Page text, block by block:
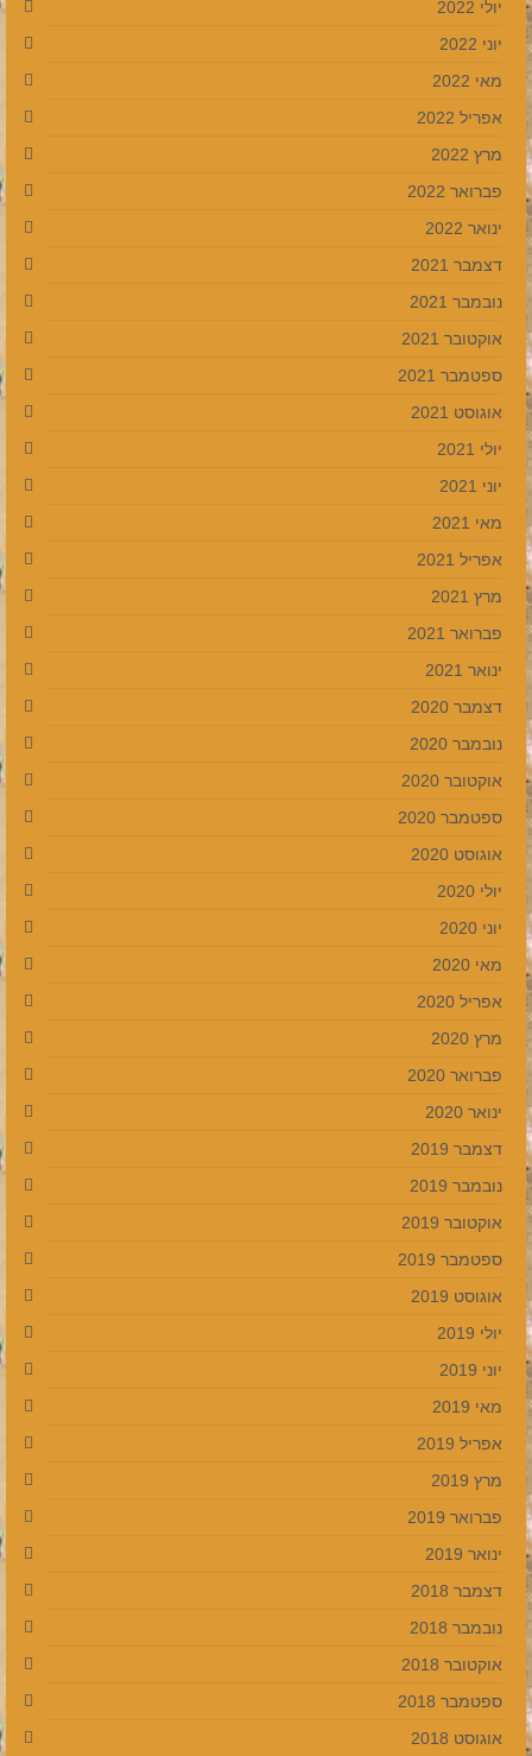
יולי 2022
יוני 2022
מאי 2022
אפריל 2022
מרץ 2022
פברואר 2022
ינואר 2022
דצמבר 2021
נובמבר 2021
אוקטובר 2021
ספטמבר 2021
אוגוסט 2021
יולי 2021
יוני 2021
מאי 2021
אפריל 2021
מרץ 2021
פברואר 2021
ינואר 2021
דצמבר 2020
נובמבר 2020
אוקטובר 2020
ספטמבר 2020
אוגוסט 2020
יולי 2020
יוני 2020
מאי 2020
אפריל 2020
מרץ 2020
פברואר 2020
ינואר 2020
דצמבר 2019
נובמבר 2019
אוקטובר 2019
ספטמבר 2019
אוגוסט 2019
יולי 2019
יוני 2019
מאי 2019
אפריל 2019
מרץ 2019
פברואר 2019
ינואר 2019
דצמבר 2018
נובמבר 2018
אוקטובר 2018
ספטמבר 2018
אוגוסט 2018